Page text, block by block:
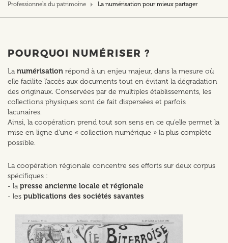
Professionnels du patrimoine
La numérisation pour mieux partager
POURQUOI NUMÉRISER ?
La numérisation répond à un enjeu majeur, dans la mesure où
elle facilite l’accès aux documents tout en évitant la dégradation
des originaux. Conservées par de multiples établissements, les
collections physiques sont de fait dispersées et parfois
lacunaires.
Ainsi, la coopération prend tout son sens en ce qu’elle permet la
mise en ligne d’une « collection numérique » la plus complète
possible.
La coopération régionale concentre ses efforts sur deux corpus
spécifiques :
- la presse ancienne locale et régionale
- les publications des sociétés savantes